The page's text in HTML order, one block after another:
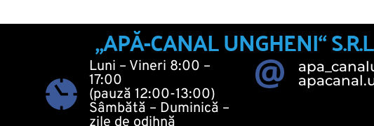
„APĂ-CANAL UNGHENI“
Luni – Vineri 8:00 –
17:00
(pauză 12:00-13:00)
Sâmbătă – Duminică –
zile de odihnă